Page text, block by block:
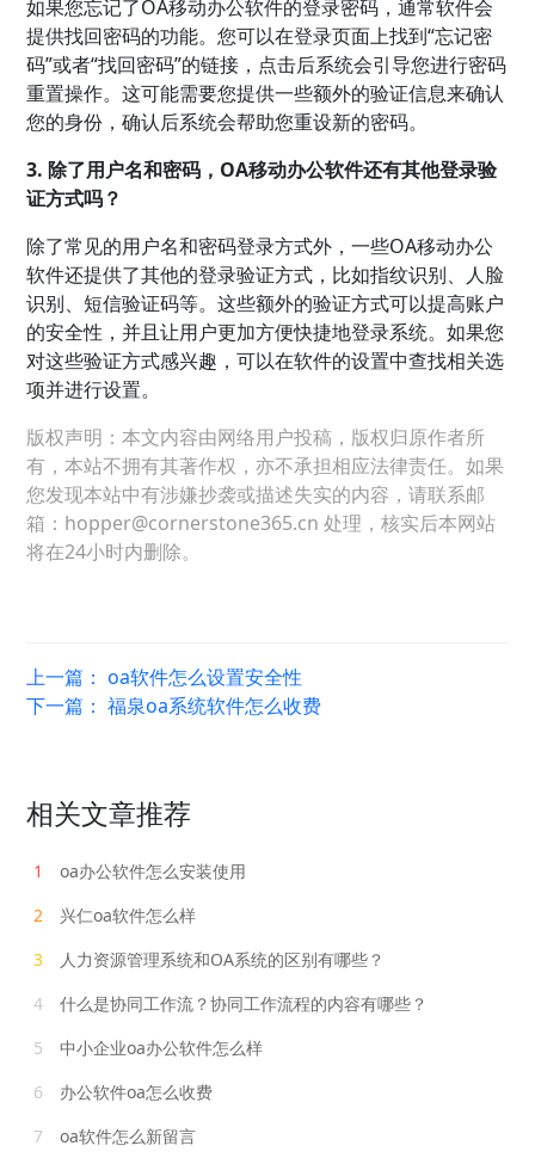
如果您忘记了OA移动办公软件的登录密码，通常软件会
提供找回密码的功能。您可以在登录页面上找到“忘记密
码”或者“找回密码”的链接，点击后系统会引导您进行密码
重置操作。这可能需要您提供一些额外的验证信息来确认
您的身份，确认后系统会帮助您重设新的密码。
3. 除了用户名和密码，OA移动办公软件还有其他登录验
证方式吗？
除了常见的用户名和密码登录方式外，一些OA移动办公
软件还提供了其他的登录验证方式，比如指纹识别、人脸
识别、短信验证码等。这些额外的验证方式可以提高账户
的安全性，并且让用户更加方便快捷地登录系统。如果您
对这些验证方式感兴趣，可以在软件的设置中查找相关选
项并进行设置。
版权声明：本文内容由网络用户投稿，版权归原作者所
有，本站不拥有其著作权，亦不承担相应法律责任。如果
您发现本站中有涉嫌抄袭或描述失实的内容，请联系邮
箱：hopper@cornerstone365.cn 处理，核实后本网站
将在24小时内删除。
上一篇：oa软件怎么设置安全性
下一篇：福泉oa系统软件怎么收费
相关文章推荐
1
oa办公软件怎么安装使用
2
兴仁oa软件怎么样
3
人力资源管理系统和OA系统的区别有哪些？
4
什么是协同工作流？协同工作流程的内容有哪些？
5
中小企业oa办公软件怎么样
6
办公软件oa怎么收费
7
oa软件怎么新留言